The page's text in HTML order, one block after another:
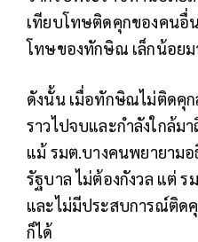
เทียบโทษติดคุกของคน
โทษของทักษิณ เล็กน้อยม
ดังนั้น เมื่อทักษิณไม่ติดคุก
ราวไปจบและกำลังใกล้ม
แม้ รมต.บางคนพยายามอ
รัฐบาล ไม่ต้องกังวล แต่
และไม่มีประสบการณ์ติด
ก็ได้